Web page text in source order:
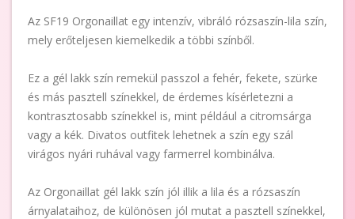
Az SF19 Orgonaillat egy intenzív, vibráló rózsaszín-lila szín,
mely erőteljesen kiemelkedik a többi színből.
Ez a gél lakk szín remekül passzol a fehér, fekete, szürke
és más pasztell színekkel, de érdemes kísérletezni a
kontrasztosabb színekkel is, mint például a citromsárga
vagy a kék. Divatos outfitek lehetnek a szín egy szál
virágos nyári ruhával vagy farmerrel kombinálva.
Az Orgonaillat gél lakk szín jól illik a lila és a rózsaszín
árnyalataihoz, de különösen jól mutat a pasztell színekkel,